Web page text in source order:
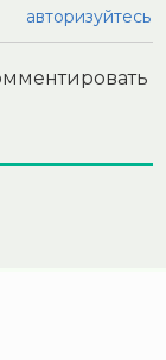
авторизуйтесь